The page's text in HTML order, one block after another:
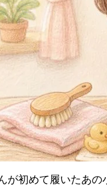
が初めて履いたあ